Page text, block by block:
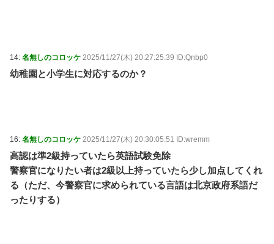
14: 名無しのコロッケ 2025/11/27(木) 20:27:25.39 ID:Qnbp0
幼稚園と小学生に対応するのか？
16: 名無しのコロッケ 2025/11/27(木) 20:30:05.51 ID:wremm
高認は準2級持っていたら英語試験免除
警察官になりたい者は2級以上持っていたら少し加点してくれ
る（ただ、今警察官に求められている言語は北京政府系語だ
ったりする）